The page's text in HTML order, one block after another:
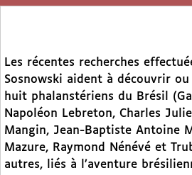
Les récentes recherches
Sosnowski aident à découvrir
huit phalanstériens du Brésil
Napoléon Lebreton, Charles
Mangin, Jean-Baptiste Antoine
Mazure, Raymond Nénévé et
autres, liés à l’aventure